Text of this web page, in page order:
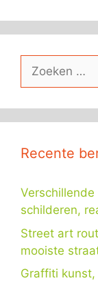
Zoek
Recente
schilderen,
Street art
mooiste
Graffiti